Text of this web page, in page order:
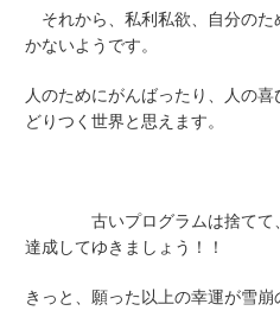
それから、私利私欲、自分のた
かないようです。
人のためにがんばったり、人の
どりつく世界と思えます。
古いプログラムは捨てて、
達成してゆきましょう！！
きっと、願った以上の幸運が雪崩